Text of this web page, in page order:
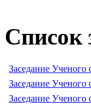
Список
Заседание Ученого
Заседание Ученого
Заседание Ученого